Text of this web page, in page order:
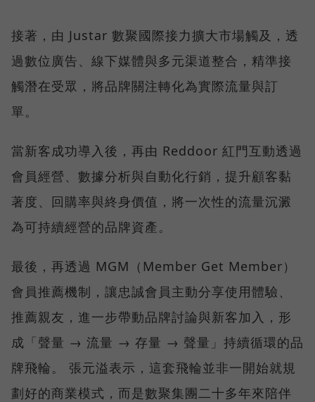
接著，由 Justar 數聚國際接力擴大市場觸及，透
過數位廣告、線下媒體與多元渠道整合，精準接
觸潛在受眾，將品牌關注轉化為實際流量與訂
單。
當新客成功導入後，再由 Reddoor 紅門互動透過
會員經營、數據分析與自動化行銷，提升顧客黏
著度、回購率與終身價值，將一次性的流量沉澱
為可持續經營的品牌資產。
最後，再透過 MGM（Member Get Member）
會員推薦機制，讓忠誠會員主動分享使用體驗、
推薦親友，進一步帶動品牌討論與新客加入，形
成「聲量 → 流量 → 存量 → 聲量」持續循環的品
牌飛輪。 張元溢表示，這套飛輪並非一開始就規
劃好的商業模式，而是數聚集團二十多年來陪伴